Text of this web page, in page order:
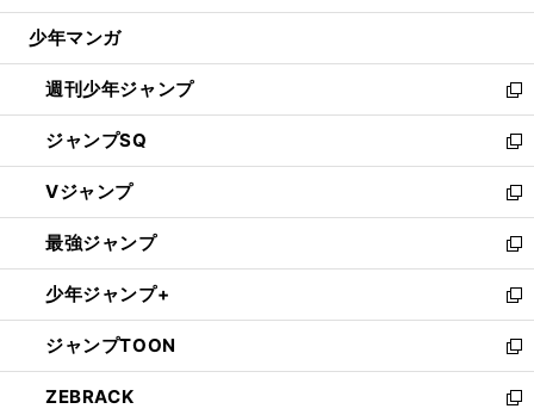
ウ
開
く
少年マンガ
週刊少年ジャンプ
新
し
い
ウ
ィ
ン
ド
ウ
で
開
く
ジャンプSQ
新
し
い
ウ
ィ
ン
ド
ウ
で
開
く
Vジャンプ
新
し
い
ウ
ィ
ン
ド
ウ
で
最強ジャンプ
新
し
い
ウ
ィ
ン
ド
少年ジャンプ+
新
し
い
ウ
ィ
ジャンプTOON
新
し
い
ZEBRACK
新